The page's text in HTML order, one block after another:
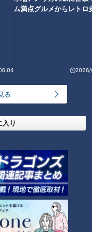
ム満点グルメからレトロ
2026/
る
入り
ァンの声はどう感じて
笑顔）